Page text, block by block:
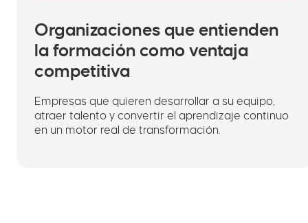
Organizaciones que entienden
la formación como ventaja
competitiva
Empresas que quieren desarrollar a su equipo,
atraer talento y convertir el aprendizaje continuo
en un motor real de transformación.